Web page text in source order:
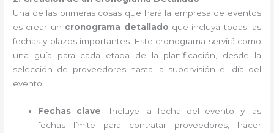
Una de las primeras cosas que hará la empresa de eventos
es crear un cronograma detallado que incluya todas las
fechas y plazos importantes. Este cronograma servirá como
una guía para cada etapa de la planificación, desde la
selección de proveedores hasta la supervisión el día del
evento.
Fechas clave: Incluye la fecha del evento y las
fechas límite para contratar proveedores, hacer